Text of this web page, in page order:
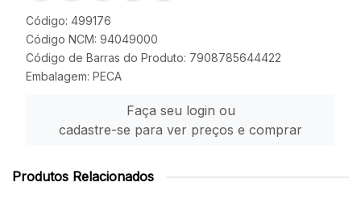
Código: 499176
Código NCM: 94049000
Código de Barras do Produto: 7908785644422
Embalagem: PECA
Faça seu login ou
cadastre-se para ver preços e comprar
Produtos Relacionados